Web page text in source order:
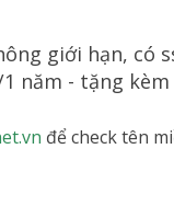
giới hạn,
năm - tặng
để check tên